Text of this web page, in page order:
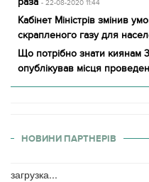
- 22-08-2020 11:44
Кабінет Міністрів змінив
скрапленого газу для
Що потрібно знати киянам
опублікував місця
НОВИНИ ПАРТНЕРІВ
загрузка...